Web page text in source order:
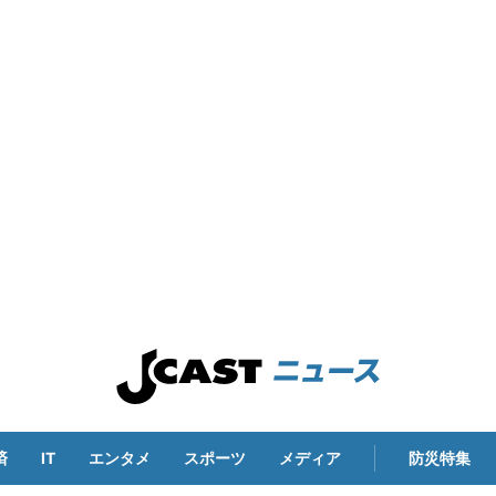
IT エンタメ スポーツ メディア 防災特集